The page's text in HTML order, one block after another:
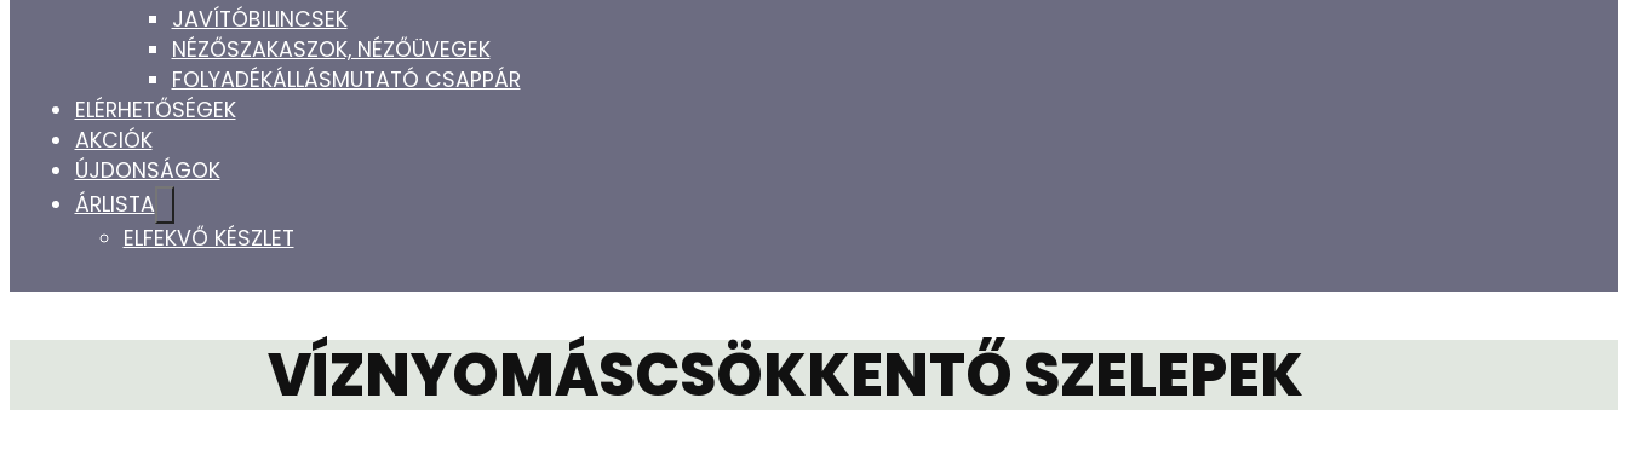
JAVÍTÓBILINCSEK
NÉZŐSZAKASZOK, NÉZŐÜVEGEK
FOLYADÉKÁLLÁSMUTATÓ CSAPPÁR
ELÉRHETŐSÉGEK
AKCIÓK
ÚJDONSÁGOK
ÁRLISTA
ELFEKVŐ KÉSZLET
VÍZNYOMÁSCSÖKKENTŐ SZELEPEK